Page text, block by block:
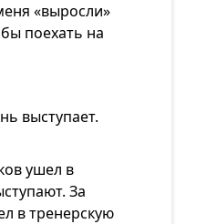
«выросли»
поехать на
выступает.
ушел в
За
в тренерскую